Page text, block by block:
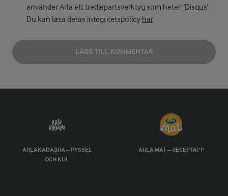
använder Arla ett tredjepartsverktyg som heter "Disqus".
Du kan läsa deras integritetspolicy här.
LÄGG TILL KOMMENTAR
ARLAKADABRA – PYSSEL
OCH KUL
ARLA MAT – RECEPTAPP